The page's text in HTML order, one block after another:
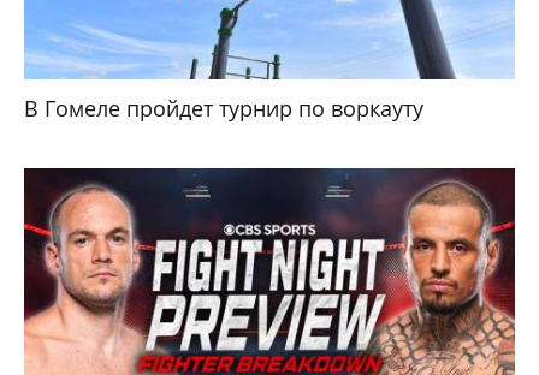
В Гомеле пройдет турнир по воркауту